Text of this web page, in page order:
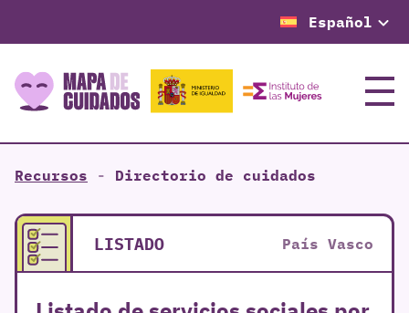
Español
Menú
Recursos - Directorio de cuidados
LISTADO País Vasco